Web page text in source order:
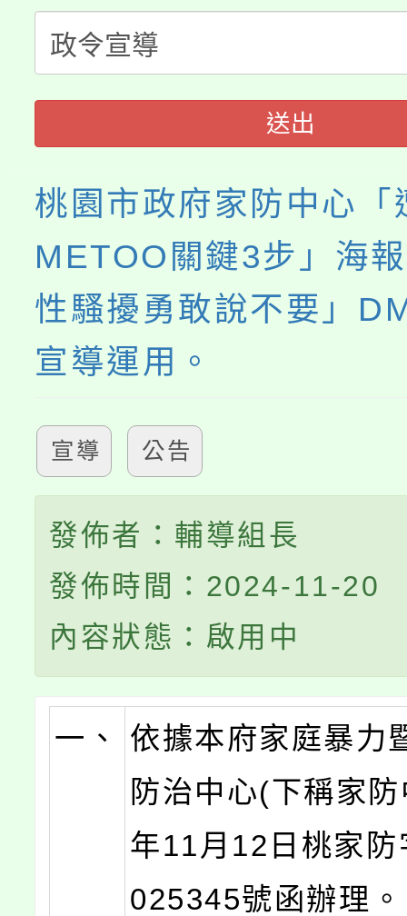
者。
份教師研習
淨零綠生活教案入校路
會
115年食農教育專業人
送出
桃園市政府家防中心「
METOO關鍵3步」海
性騷擾勇敢說不要」
宣導運用。
宣導 公告
發佈者：輔導組長
發佈時間：2024-11-20
內容狀態：啟用中
一、
依據本府家庭暴力
防治中心(下稱家
年11月12日桃家
025345號函辦理。